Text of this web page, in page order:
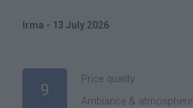
Irma - 13 July 2026
9
Price quality
Ambiance & atmosphere